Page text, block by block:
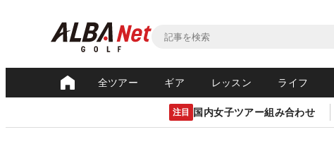
全ツアー ギア レッスン ライフ
注目 国内女子ツアー組み合わせ